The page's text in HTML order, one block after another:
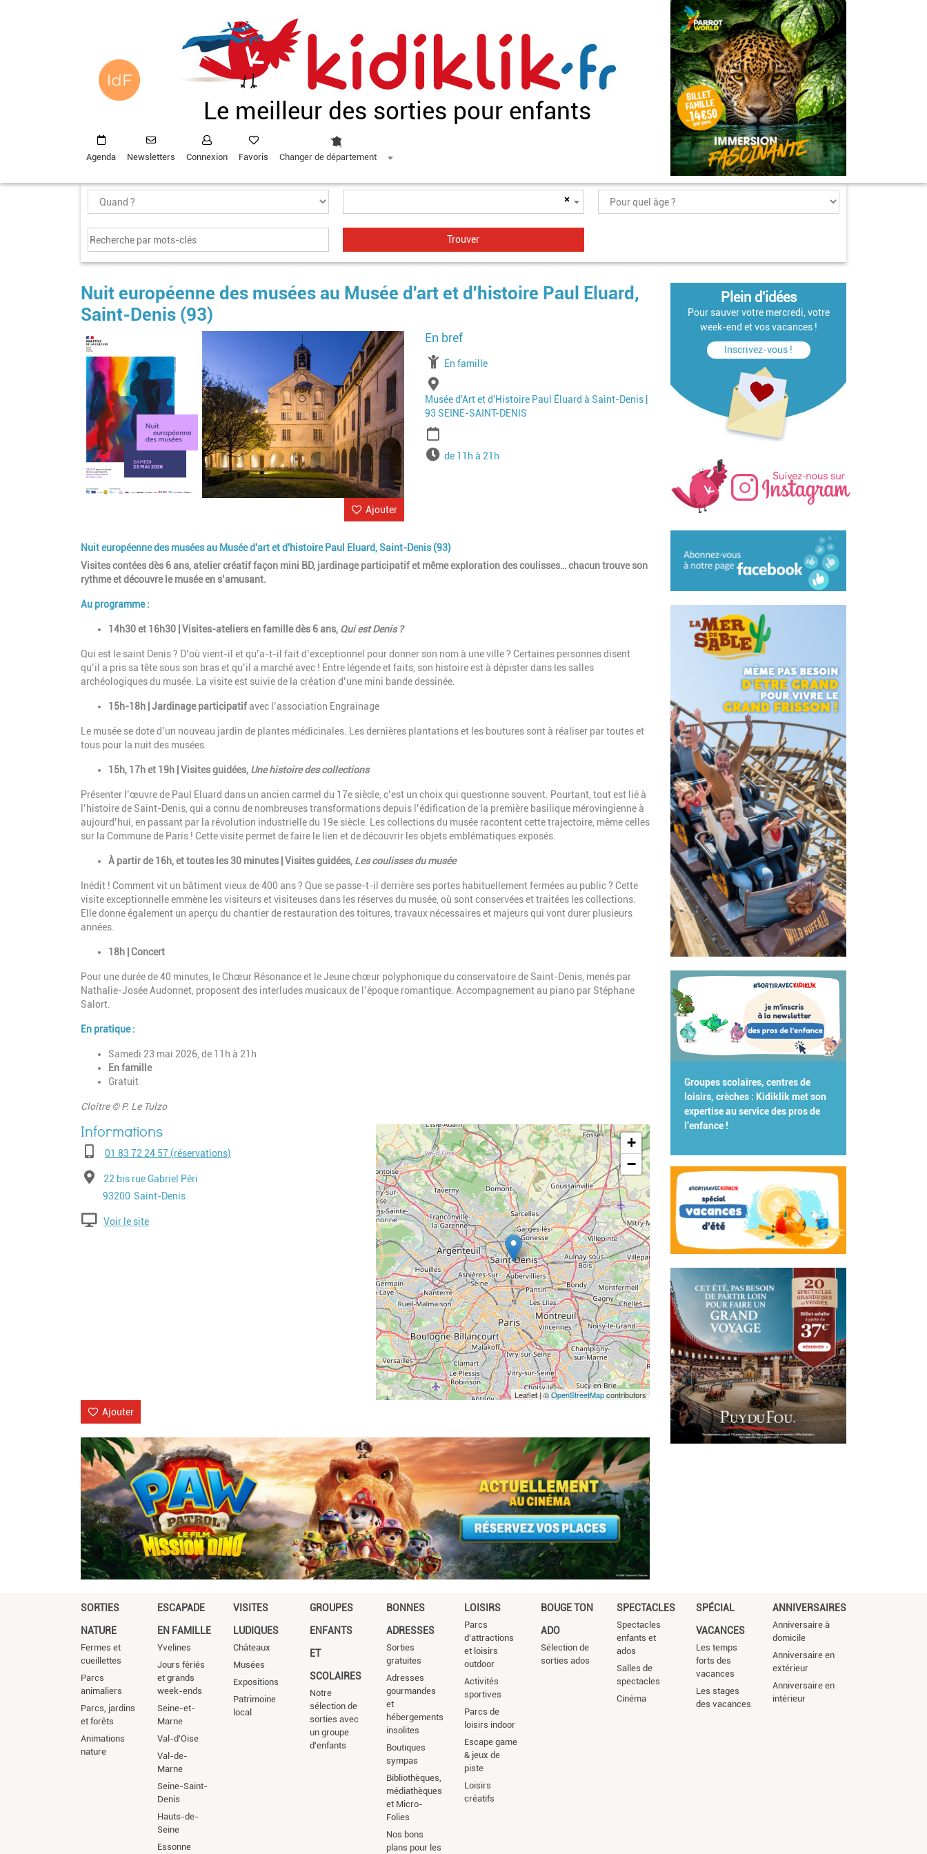
Le meilleur des sorties pour enfants
Agenda Newsletters Connexion Favoris Changer de département
×
Nuit européenne des musées au Musée d'art et d'histoire Paul Eluard,
Saint-Denis (93)
Image
Ajouter
À partir de
En famille
Musée d'Art et d'Histoire Paul Éluard à Saint-Denis |
93 SEINE-SAINT-DENIS
Horairesde 11h à 21h
Nuit européenne des musées au Musée d'art et d'histoire Paul Eluard, Saint-Denis (93)
Visites contées dès 6 ans, atelier créatif façon mini BD, jardinage participatif et même exploration des coulisses… chacun trouve son
rythme et découvre le musée en s’amusant.
Au programme :
14h30 et 16h30 | Visites-ateliers en famille dès 6 ans, Qui est Denis ?
Qui est le saint Denis ? D’où vient-il et qu’a-t-il fait d’exceptionnel pour donner son nom à une ville ? Certaines personnes disent
qu’il a pris sa tête sous son bras et qu’il a marché avec ! Entre légende et faits, son histoire est à dépister dans les salles
archéologiques du musée. La visite est suivie de la création d’une mini bande dessinée.
15h-18h | Jardinage participatifavec l’association Engrainage
Le musée se dote d’un nouveau jardin de plantes médicinales. Les dernières plantations et les boutures sont à réaliser par toutes et
tous pour la nuit des musées.
15h, 17h et 19h | Visites guidées, Une histoire des collections
Présenter l’œuvre de Paul Eluard dans un ancien carmel du 17e siècle, c’est un choix qui questionne souvent. Pourtant, tout est lié à
l’histoire de Saint-Denis, qui a connu de nombreuses transformations depuis l’édification de la première basilique mérovingienne à
aujourd’hui, en passant par la révolution industrielle du 19e siècle. Les collections du musée racontent cette trajectoire, même celles
sur la Commune de Paris ! Cette visite permet de faire le lien et de découvrir les objets emblématiques exposés.
À partir de 16h, et toutes les 30 minutes | Visites guidées, Les coulisses du musée
Inédit ! Comment vit un bâtiment vieux de 400 ans ? Que se passe-t-il derrière ses portes habituellement fermées au public ? Cette
visite exceptionnelle emmène les visiteurs et visiteuses dans les réserves du musée, où sont conservées et traitées les collections.
Elle donne également un aperçu du chantier de restauration des toitures, travaux nécessaires et majeurs qui vont durer plusieurs
années.
18h | Concert
Pour une durée de 40 minutes, le Chœur Résonance et le Jeune chœur polyphonique du conservatoire de Saint-Denis, menés par
Nathalie-Josée Audonnet, proposent des interludes musicaux de l’époque romantique. Accompagnement au piano par Stéphane
Salort.
En pratique :
Samedi 23 mai 2026, de 11h à 21h
En famille
Gratuit
Cloître © P. Le Tulzo
Téléphone01 83 72 24 57 (réservations)
Adresse22 bis rue Gabriel Péri
Code postal
93200 Ville
Saint-Denis
Voir le site
Geolocalisation
+
−
Leaflet | ©OpenStreetMapcontributors
Ajouter
Plein d'idées
Pour sauver votre mercredi, votre
week-end et vos vacances !
Inscrivez-vous !
Groupes scolaires, centres de
loisirs, crèches : Kidiklik met son
expertise au service des pros de
l'enfance !
SORTIES
NATURE
Fermes et
cueillettes
Parcs
animaliers
Parcs, jardins
et forêts
Animations
nature
ESCAPADE
EN FAMILLE
Yvelines
Jours fériés
et grands
week-ends
Seine-et-
Marne
Val-d'Oise
Val-de-
Marne
Seine-Saint-
Denis
Hauts-de-
Seine
Essonne
VISITES
LUDIQUES
Châteaux
Musées
Expositions
Patrimoine
local
GROUPES
ENFANTS
ET
SCOLAIRES
Notre
sélection de
sorties avec
un groupe
d'enfants
BONNES
ADRESSES
Sorties
gratuites
Adresses
gourmandes
et
hébergements
insolites
Boutiques
sympas
Bibliothèques,
médiathèques
et Micro-
Folies
Nos bons
plans pour les
LOISIRS
Parcs
d'attractions
et loisirs
outdoor
Activités
sportives
Parcs de
loisirs indoor
Escape game
& jeux de
piste
Loisirs
créatifs
BOUGE TON
ADO
Sélection de
sorties ados
SPECTACLES
Spectacles
enfants et
ados
Salles de
spectacles
Cinéma
SPÉCIAL
VACANCES
Les temps
forts des
vacances
Les stages
des vacances
ANNIVERSAIRES
Anniversaire à
domicile
Anniversaire en
extérieur
Anniversaire en
intérieur